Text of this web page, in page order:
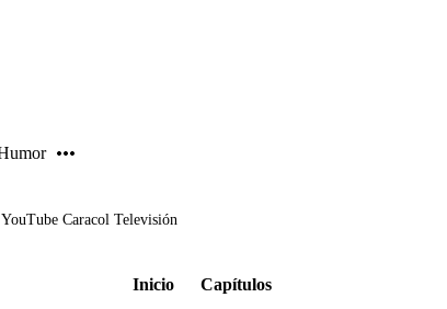
YouTube Caracol Televisión
Inicio Capítulos